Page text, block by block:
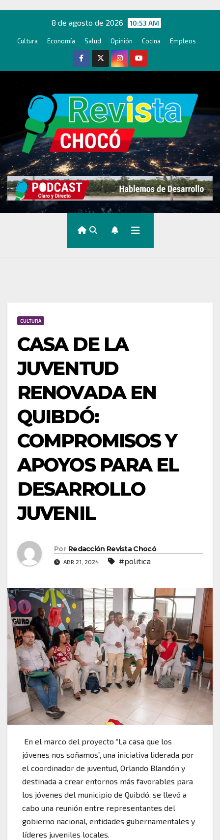
contenido
8 de agosto de 2026 10:53 AM
Cultura Economía Salud Opinión Cocina Empleos
CULTURA
CASA DE LA
JUVENTUD
RENOVADA EN
QUIBDÓ:
COMPROMISOS Y
APOYOS PARA EL
DESARROLLO
JUVENIL
Por Redacción Revista Chocó
ABR 21, 2024 #politica
En el marco del proyecto “La casa que los
jóvenes nos soñamos”, una iniciativa liderada por
el coordinador de juventud, Orlando Blandón y
destinada a crear entornos más favorables para
los jóvenes del municipio de Quibdó, se llevó a
cabo una reunión entre representantes del
gobierno nacional, entidades gubernamentales y
líderes juveniles locales.